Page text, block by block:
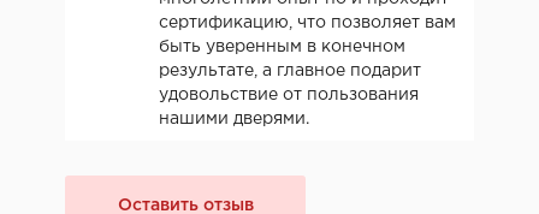
сертификацию, что позволяет вам
быть уверенным в конечном
результате, а главное подарит
удовольствие от пользования
нашими дверями.
Оставить отзыв